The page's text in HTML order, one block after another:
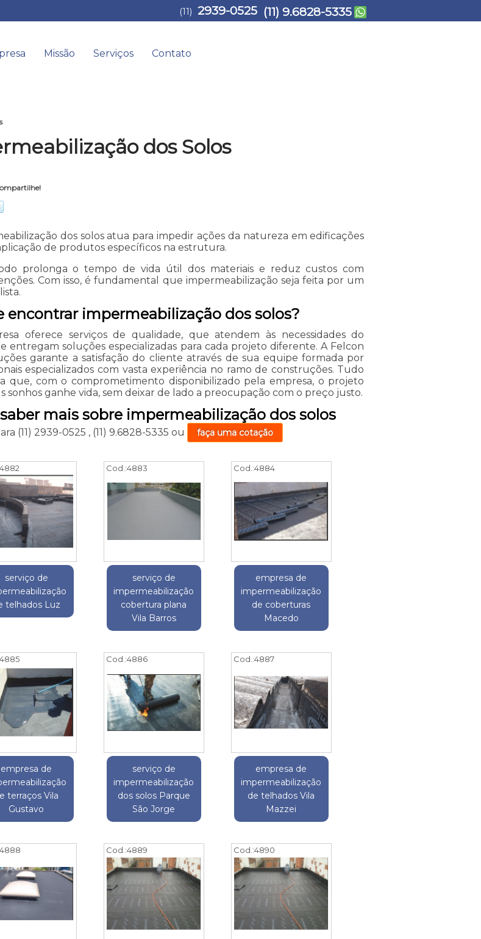
Missão Serviços Contato
(11) 2939-0525 (11) 9.6828-5335
dos Solos
dos solos atua para impedir ações da natureza em edificações
de produtos específicos na estrutura.
prolonga o tempo de vida útil dos materiais e reduz custos com
Com isso, é fundamental que impermeabilização seja feita por um
encontrar impermeabilização dos solos?
oferece serviços de qualidade, que atendem às necessidades do
entregam soluções especializadas para cada projeto diferente. A Felcon
garante a satisfação do cliente através de sua equipe formada por
especializados com vasta experiência no ramo de construções. Tudo
que, com o comprometimento disponibilizado pela empresa, o projeto
sonhos ganhe vida, sem deixar de lado a preocupação com o preço justo.
saber mais sobre impermeabilização dos solos
(11) 2939-0525 , (11) 9.6828-5335 ou faça uma cotação
4882
serviço de
telhados Luz
Cod.:4883
serviço de
impermeabilização
cobertura plana
Vila Barros
Cod.:4884
empresa de
impermeabilização
de coberturas
Macedo
4885
empresa de
terraços Vila
Gustavo
Cod.:4886
serviço de
impermeabilização
dos solos Parque
São Jorge
Cod.:4887
empresa de
impermeabilização
de telhados Vila
Mazzei
4888 Cod.:4889 Cod.:4890